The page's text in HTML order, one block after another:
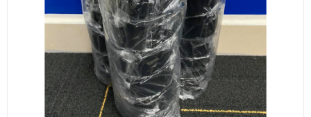
送貨退款及私隱政策
Compare 收藏夾(0)
Languages
$
Currency